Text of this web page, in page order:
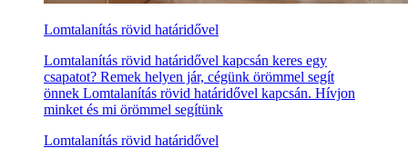
Lomtalanítás rövid határidővel
Lomtalanítás rövid határidővel kapcsán keres egy
csapatot? Remek helyen jár, cégünk örömmel segít
önnek Lomtalanítás rövid határidővel kapcsán. Hívjon
minket és mi örömmel segítünk
Lomtalanítás rövid határidővel